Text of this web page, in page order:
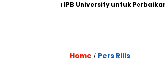
Kepada IPB University untuk Perbaikan
Home / Pers Rilis